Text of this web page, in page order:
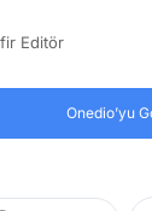
Editör
Onedio’yu